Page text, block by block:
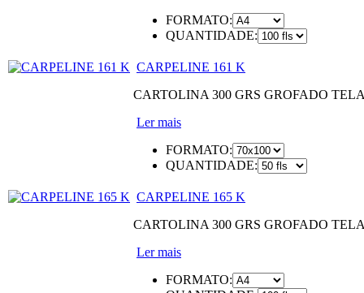
FORMATO:
QUANTIDADE:
CARPELINE 161 K
CARTOLINA 300 GRS GROFADO
Ler mais
FORMATO:
QUANTIDADE:
CARPELINE 165 K
CARTOLINA 300 GRS GROFADO
Ler mais
FORMATO: